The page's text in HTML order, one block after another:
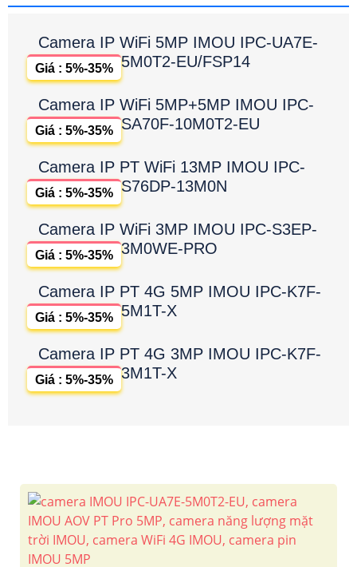
Camera IP WiFi 5MP IMOU IPC-UA7E-
5M0T2-EU/FSP14
Giá : 5%-35%
Camera IP WiFi 5MP+5MP IMOU IPC-
SA70F-10M0T2-EU
Giá : 5%-35%
Camera IP PT WiFi 13MP IMOU IPC-
S76DP-13M0N
Giá : 5%-35%
Camera IP WiFi 3MP IMOU IPC-S3EP-
3M0WE-PRO
Giá : 5%-35%
Camera IP PT 4G 5MP IMOU IPC-K7F-
5M1T-X
Giá : 5%-35%
Camera IP PT 4G 3MP IMOU IPC-K7F-
3M1T-X
Giá : 5%-35%